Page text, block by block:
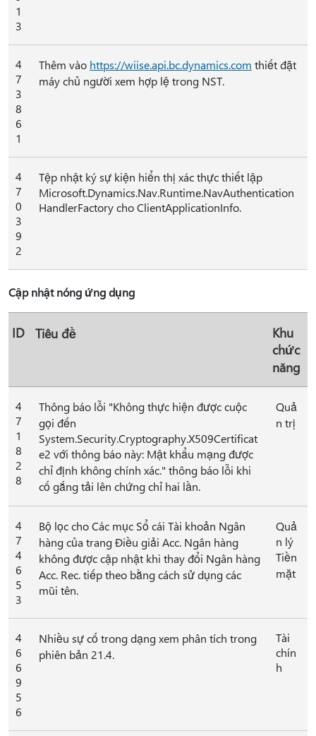
1
3
4
7
3
8
6
1
Thêm vào https://wiise.api.bc.dynamics.com thiết đặt
máy chủ người xem hợp lệ trong NST.
4
7
0
3
9
2
Tệp nhật ký sự kiện hiển thị xác thực thiết lập
Microsoft.Dynamics.Nav.Runtime.NavAuthentication
HandlerFactory cho ClientApplicationInfo.
Cập nhật nóng ứng dụng
ID Tiêu đề
Khu
chức
năng
4
7
1
8
2
8
Thông báo lỗi "Không thực hiện được cuộc
gọi đến
System.Security.Cryptography.X509Certificat
e2 với thông báo này: Mật khẩu mạng được
chỉ định không chính xác." thông báo lỗi khi
cố gắng tải lên chứng chỉ hai lần.
Quả
n trị
4
7
4
6
5
3
Bộ lọc cho Các mục Sổ cái Tài khoản Ngân
hàng của trang Điều giải Acc. Ngân hàng
không được cập nhật khi thay đổi Ngân hàng
Acc. Rec. tiếp theo bằng cách sử dụng các
mũi tên.
Quả
n lý
Tiền
mặt
4
6
6
9
5
6
Nhiều sự cố trong dạng xem phân tích trong
phiên bản 21.4.
Tài
chín
h